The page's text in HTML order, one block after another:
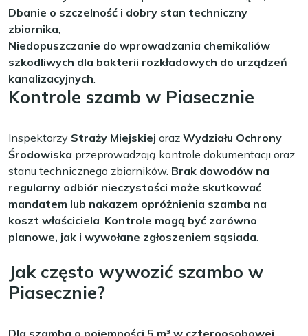
Dbanie o szczelność i dobry stan techniczny
zbiornika,
Niedopuszczanie do wprowadzania chemikaliów
szkodliwych dla bakterii rozkładowych do urządzeń
kanalizacyjnych.
Kontrole szamb w Piasecznie
Inspektorzy Straży Miejskiej oraz Wydziału Ochrony
Środowiska przeprowadzają kontrole dokumentacji oraz
stanu technicznego zbiorników. Brak dowodów na
regularny odbiór nieczystości może skutkować
mandatem lub nakazem opróżnienia szamba na
koszt właściciela. Kontrole mogą być zarówno
planowe, jak i wywołane zgłoszeniem sąsiada.
Jak często wywozić szambo w
Piasecznie?